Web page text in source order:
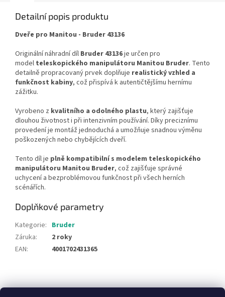
Detailní popis produktu
Dveře pro Manitou - Bruder 43136
Originální náhradní díl Bruder 43136je určen pro
model teleskopického manipulátoru Manitou Bruder. Tento
detailně propracovaný prvek doplňuje realistický vzhled a
funkčnost kabiny, což přispívá k autentičtějšímu hernímu
zážitku.
Vyrobeno z kvalitního a odolného plastu, který zajišťuje
dlouhou životnost i při intenzivním používání. Díky preciznímu
provedení je montáž jednoduchá a umožňuje snadnou výměnu
poškozených nebo chybějících dveří.
Tento díl je plně kompatibilní s modelem teleskopického
manipulátoru Manitou Bruder, což zajišťuje správné
uchycení a bezproblémovou funkčnost při všech herních
scénářích.
Doplňkové parametry
Kategorie: Bruder
Záruka:
2 roky
EAN: 4001702431365
á